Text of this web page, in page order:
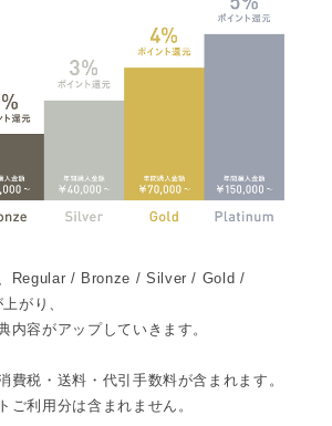
Regular / Bronze / Silver / Gold /
がり、
内容がアップしていきます。
費税・送料・代引手数料が含まれます。
利用分は含まれません。